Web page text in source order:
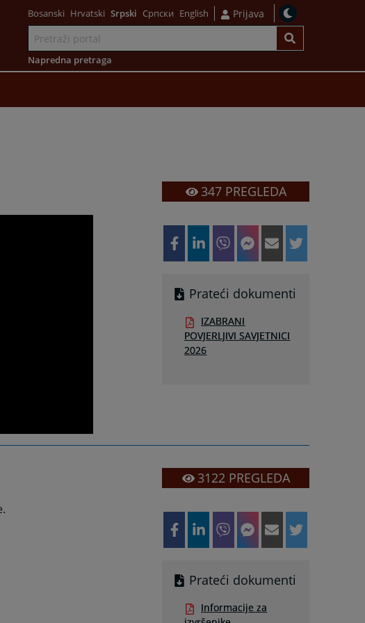
Bosanski Hrvatski Srpski Српски English Prijava
Napredna pretraga
347PREGLEDA
Prateći dokumenti
IZABRANI
POVJERLJIVI SAVJETNICI
2026
3122PREGLEDA
Prateći dokumenti
Informacije za